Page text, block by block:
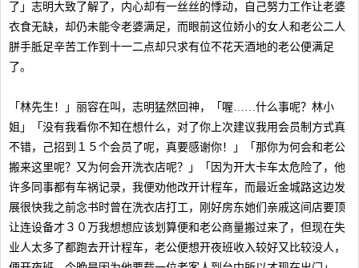
了」志明大致了解了，内心却有一丝丝的悸动，自己努力工作让老婆
衣食无缺，却仍未能令老婆满足，而眼前这位娇小的女人和老公二人
胼手胝足辛苦工作到十一二点却只求有位不花天酒地的老公便满足
了。
「林先生！」丽容在叫，志明猛然回神，「喔……什么事呢？林小
姐」「没有我看你不知在想什么，对了你上次建议我用会员制方式真
不错，己招到１５个会员了呢，真要感谢你！」「那你为何会和老公
搬来这里呢？又为何会开洗衣店呢？」「因为开大卡车太危险了，他
许多同事都有车祸记录，我便劝他改开计程车，而最近金城路这边发
展很快我之前念书时曾在洗衣店打工，刚好房东她们亲戚这间店要顶
让连设备才３０万我想想应该划算便和老公商量搬过来了，但现在失
业人太多了都跑去开计程车，老公便想开夜班收入较好又比较没人，